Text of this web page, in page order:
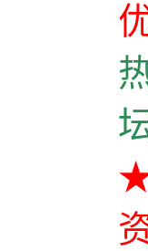
★